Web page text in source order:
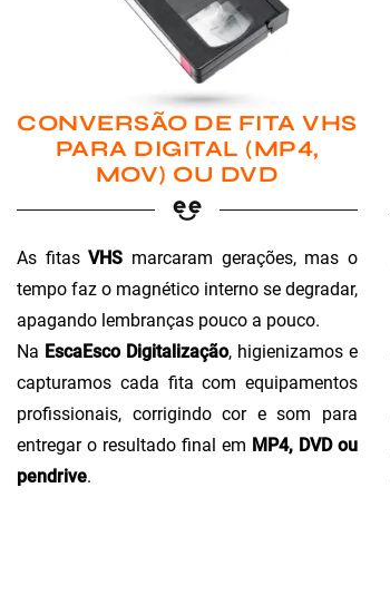
CONVERSÃO DE FITA VHS
PARA DIGITAL (MP4,
MOV) OU DVD
As fitasVHS marcaram gerações, mas o
tempo faz o magnético interno se degradar,
apagando lembranças pouco a pouco.
Na EscaEsco Digitalização, higienizamos e
capturamos cada fita com equipamentos
profissionais, corrigindo cor e som para
entregar o resultado final em MP4, DVD ou
pendrive.